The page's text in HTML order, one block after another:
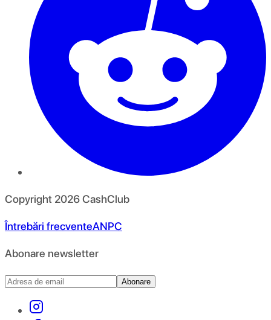
Copyright 2026CashClub
Întrebări frecventeANPC
Abonare newsletter
Abonare